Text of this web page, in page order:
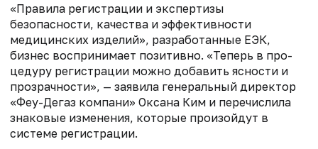
«Правила регистрации и экспертизы
безопасности, качества и эффективности
медицинских изделий», разработанные ЕЭК,
бизнес воспринимает позитивно. «Теперь в про­
цедуру регистрации можно добавить ясности и
прозрачности», — заявила генеральный директор
«Феу-Дегаз компани» Оксана Ким и перечислила
знаковые изменения, которые произойдут в
системе регистрации.